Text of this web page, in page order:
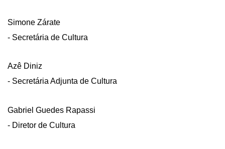
Simone Zárate
- Secretária de Cultura
Azê Diniz
- Secretária Adjunta de Cultura
Gabriel Guedes Rapassi
- Diretor de Cultura